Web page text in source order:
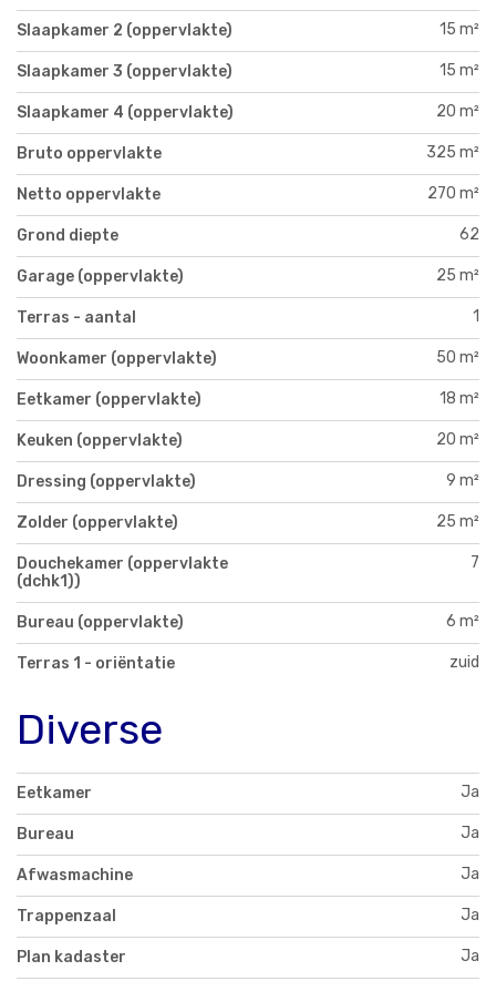
Slaapkamer 2 (oppervlakte) 15 m²
Slaapkamer 3 (oppervlakte) 15 m²
Slaapkamer 4 (oppervlakte) 20 m²
Bruto oppervlakte 325 m²
Netto oppervlakte 270 m²
Grond diepte 62
Garage (oppervlakte) 25 m²
Terras - aantal 1
Woonkamer (oppervlakte) 50 m²
Eetkamer (oppervlakte) 18 m²
Keuken (oppervlakte) 20 m²
Dressing (oppervlakte) 9 m²
Zolder (oppervlakte) 25 m²
Douchekamer (oppervlakte
(dchk1))
7
Bureau (oppervlakte) 6 m²
Terras 1 - oriëntatie zuid
Diverse
Eetkamer Ja
Bureau Ja
Afwasmachine Ja
Trappenzaal Ja
Plan kadaster Ja